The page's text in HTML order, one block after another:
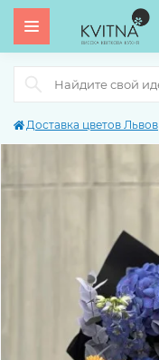
Доставка цветов Львов